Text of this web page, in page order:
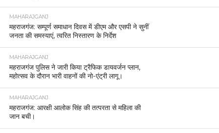
MAHARAJGANJ
महराजगंज: सम्पूर्ण समाधान दिवस में डीएम और एसपी ने सुनीं
जनता की समस्याएं, त्वरित निस्तारण के निर्देश
MAHARAJGANJ
महराजगंज पुलिस ने जारी किया ट्रैफिक डायवर्जन प्लान,
महोत्सव के दौरान भारी वाहनों की नो-एंट्री लागू।
MAHARAJGANJ
महराजगंज: आरक्षी आलोक सिंह की तत्परता से महिला की
जान बची।